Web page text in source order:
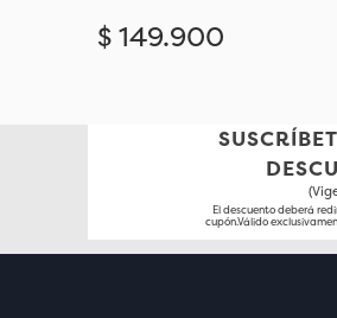
$ 149.900
El descuento deberá
cupón.Válido